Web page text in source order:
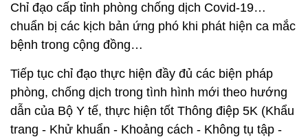
Chỉ đạo cấp tỉnh phòng chống dịch Covid-19…
chuẩn bị các kịch bản ứng phó khi phát hiện ca mắc
bệnh trong cộng đồng…
Tiếp tục chỉ đạo thực hiện đầy đủ các biện pháp
phòng, chống dịch trong tình hình mới theo hướng
dẫn của Bộ Y tế, thực hiện tốt Thông điệp 5K (Khẩu
trang - Khử khuẩn - Khoảng cách - Không tụ tập -